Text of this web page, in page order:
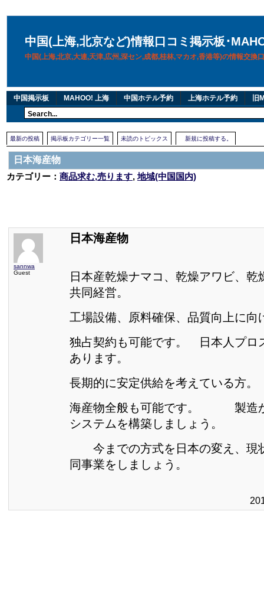
中国(上海,北京など)情報口コミ掲示板･
中国(上海,北京,大連,天津,広州,深セン,成都,桂林,マカオ,香港等)の情報交換
中国掲示板 MAHOO! 上海 中国ホテル予約 上海ホテル予約 旧
最新の投稿 掲示板カテゴリー一覧 未読のトピックス 新規に投稿する。
日本海産物
カテゴリー： 商品求む,売ります,地域(中国国内)
sannwa
Guest
日本海産物
日本産乾燥ナマコ、乾燥アワビ、乾
共同経営。
工場設備、原料確保、品質向上に向
独占契約も可能です。 日本人プロ
あります。
長期的に安定供給を考えている方。
海産物全般も可能です。 製造か
システムを構築しましょう。
今までの方式を日本の変え、現
同事業をしましょう。